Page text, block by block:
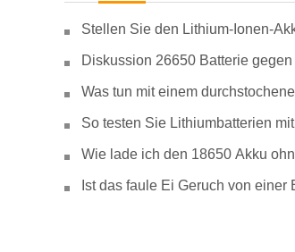
Stellen Sie den Lithium-Ionen-
Diskussion 26650 Batterie
Was tun mit einem
So testen Sie Lithiumbatterien
Wie lade ich den 18650 Akku
Ist das faule Ei Geruch von